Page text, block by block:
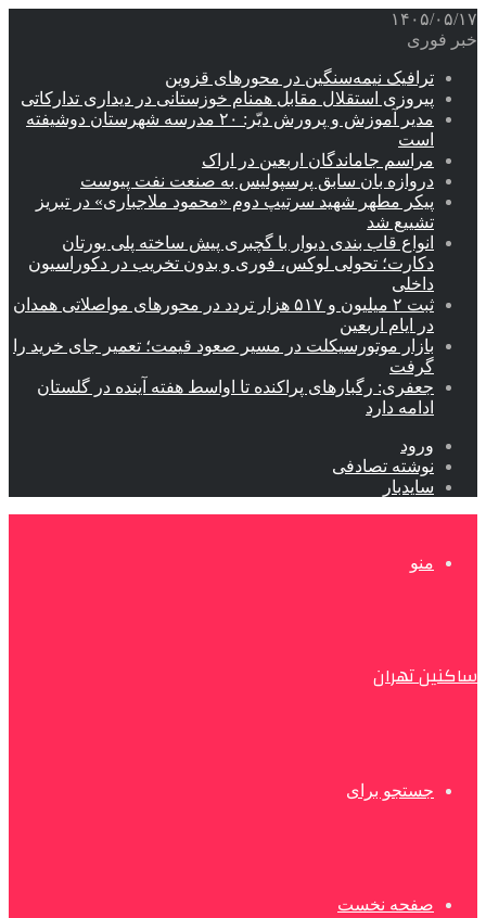
۱۴۰۵/۰۵/۱۷
خبر فوری
ترافیک نیمه‌سنگین در محورهای قزوین
پیروزی استقلال مقابل همنام خوزستانی در دیداری تدارکاتی
مدیر آموزش و پرورش دیّر: ۲۰ مدرسه شهرستان دوشیفته
است
مراسم جاماندگان اربعین در اراک
دروازه بان سابق پرسپولیس به صنعت نفت پیوست
پیکر مطهر شهید سرتیپ دوم «محمود ملاجباری» در تبریز
تشییع شد
انواع قاب بندی دیوار با گچبری پیش ساخته پلی یورتان
دکارت؛ تحولی لوکس، فوری و بدون تخریب در دکوراسیون
داخلی
ثبت ۲ میلیون و ۵۱۷ هزار تردد در محورهای مواصلاتی همدان
در ایام اربعین
بازار موتورسیکلت در مسیر صعود قیمت؛ تعمیر جای خرید را
گرفت
جعفری: رگبارهای پراکنده تا اواسط هفته آینده در گلستان
ادامه دارد
ورود
نوشته تصادفی
سایدبار
منو
ساکنین تهران
جستجو برای
صفحه نخست